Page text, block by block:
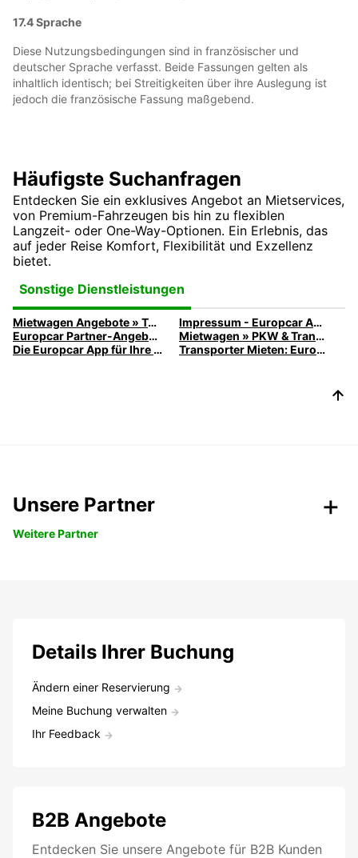
17.4 Sprache
Diese Nutzungsbedingungen sind in französischer und
deutscher Sprache verfasst. Beide Fassungen gelten als
inhaltlich identisch; bei Streitigkeiten über ihre Auslegung ist
jedoch die französische Fassung maßgebend.
Häufigste Suchanfragen
Entdecken Sie ein exklusives Angebot an Mietservices,
von Premium-Fahrzeugen bis hin zu flexiblen
Langzeit- oder One-Way-Optionen. Ein Erlebnis, das
auf jeder Reise Komfort, Flexibilität und Exzellenz
bietet.
Sonstige Dienstleistungen
Mietwagen Angebote » Top-Angebote entdecken | Europcar
Impressum - Europcar Autovermietung
Europcar Partner-Angebote
Mietwagen » PKW & Transporter günstig mieten
Die Europcar App für Ihre nächste PKW-, Transporter- oder LKW-Miete
Transporter Mieten: Europcar LKW & Transporter für jeden Bedarf
Unsere Partner
Weitere Partner
Details Ihrer Buchung
Ändern einer Reservierung
Meine Buchung verwalten
Ihr Feedback
B2B Angebote
Entdecken Sie unsere Angebote für B2B Kunden